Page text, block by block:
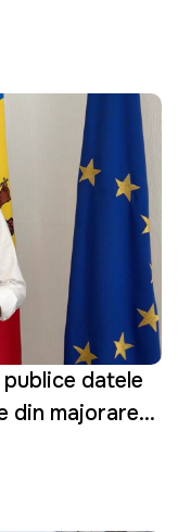
gravă"
datele
din majorarea